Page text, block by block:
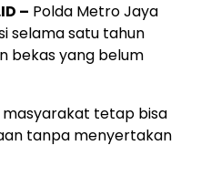
– Polda Metro Jaya
selama satu tahun
bekas yang belum
tetap bisa
tanpa menyertakan